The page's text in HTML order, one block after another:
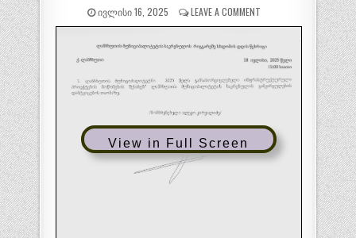
ᲘᲕᲚᲘᲡᲘ 16, 2025 LEAVE A COMMENT
View in Full Screen